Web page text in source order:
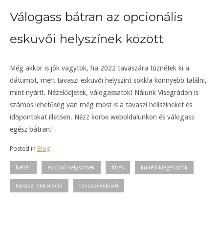
Válogass bátran az opcionális
esküvői helyszínek között
Még akkor is jók vagytok, ha 2022 tavaszára tűznétek ki a
dátumot, mert tavaszi esküvői helyszínt sokkla könnyebb találni,
mint nyárit. Nézelődjetek, válogassatok! Nálunk Visegrádon is
számos lehetőség van még most is a tavaszi helíszíneket és
időpontokat illetően. Nézz körbe weboldalunkon és válogass
egész bátran!
Posted in Blog
beltér esküvő helyszínek fűtés kültéri kiegészítők
tavaszi dekoráció tavaszi esküvő